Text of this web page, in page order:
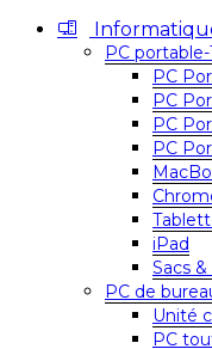
PC
PC
PC
PC
PC
iPad
Sacs
PC de
Unité
PC